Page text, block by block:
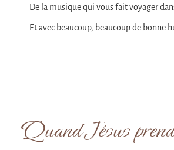
De la musique qui vous fait voyager
Et avec beaucoup, beaucoup de bonne
Quand Jésus